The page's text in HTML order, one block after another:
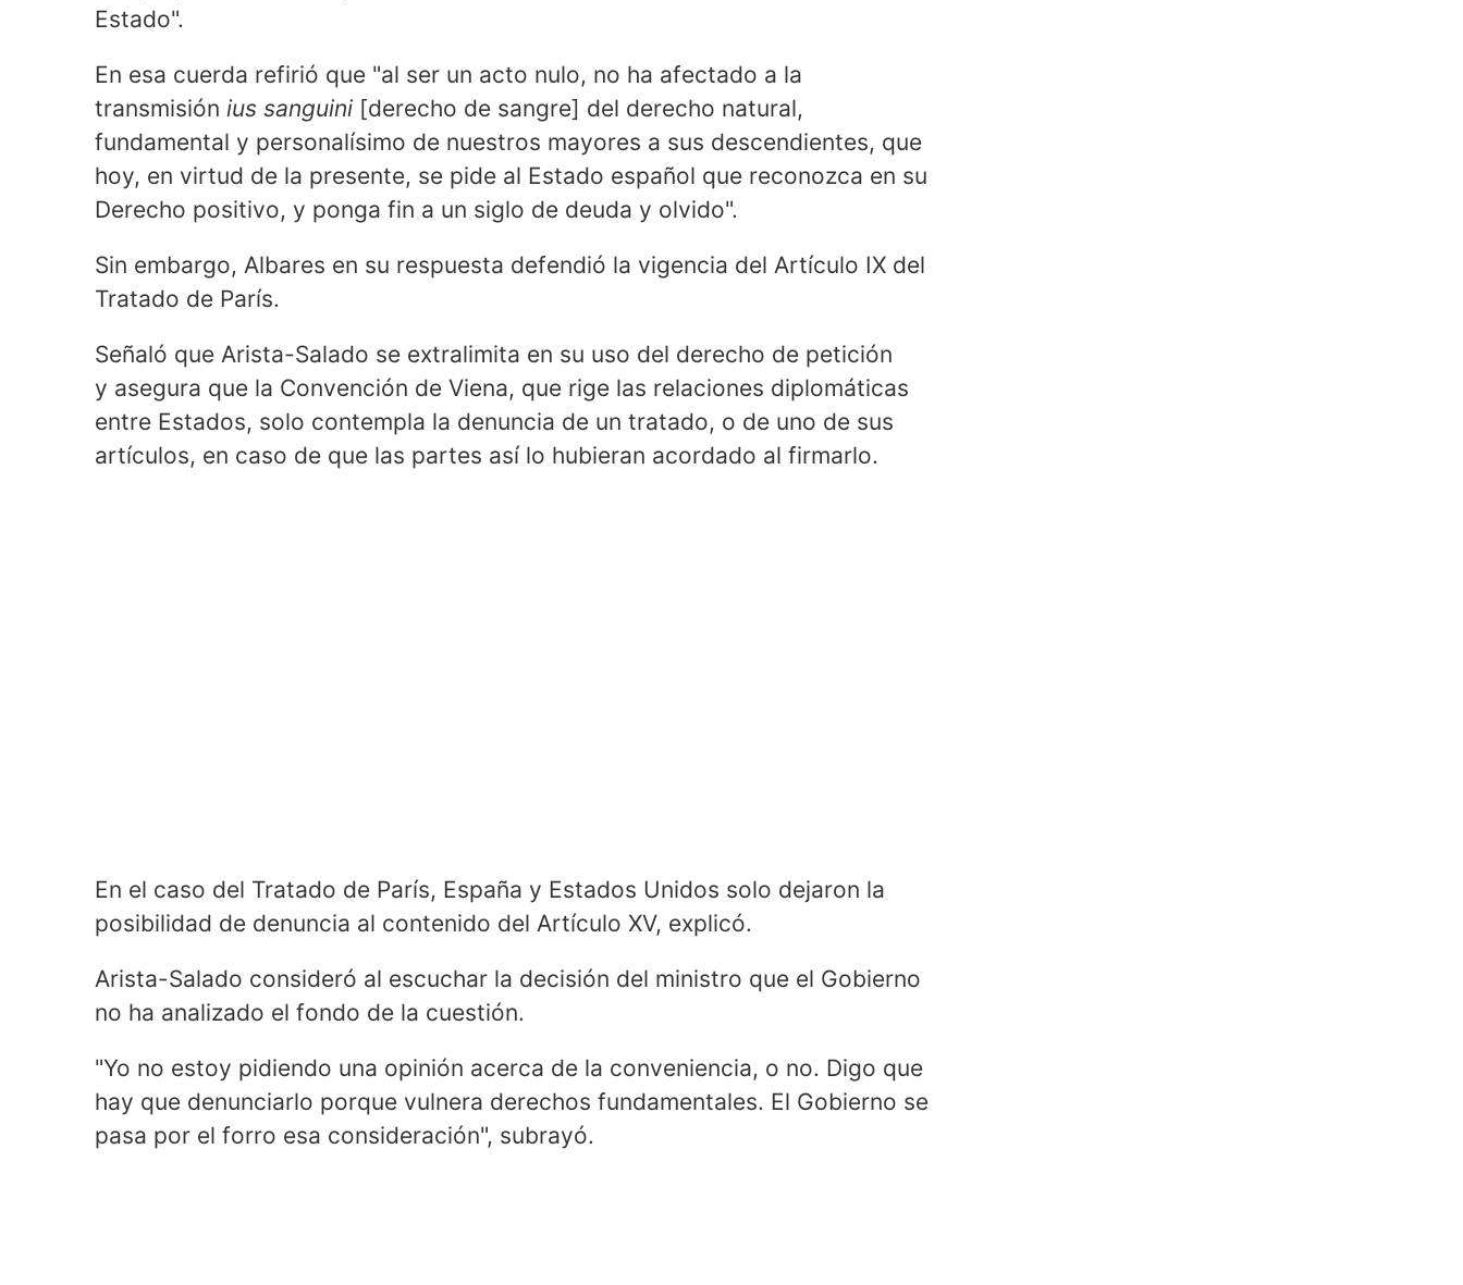
Estado".
En esa cuerda refirió que "al ser un acto nulo, no ha afectado a la
transmisión ius sanguini [derecho de sangre] del derecho natural,
fundamental y personalísimo de nuestros mayores a sus descendientes, que
hoy, en virtud de la presente, se pide al Estado español que reconozca en su
Derecho positivo, y ponga fin a un siglo de deuda y olvido".
Sin embargo, Albares en su respuesta defendió la vigencia del Artículo IX del
Tratado de París.
Señaló que Arista-Salado se extralimita en su uso del derecho de petición
y asegura que la Convención de Viena, que rige las relaciones diplomáticas
entre Estados, solo contempla la denuncia de un tratado, o de uno de sus
artículos, en caso de que las partes así lo hubieran acordado al firmarlo.
En el caso del Tratado de París, España y Estados Unidos solo dejaron la
posibilidad de denuncia al contenido del Artículo XV, explicó.
Arista-Salado consideró al escuchar la decisión del ministro que el Gobierno
no ha analizado el fondo de la cuestión.
"Yo no estoy pidiendo una opinión acerca de la conveniencia, o no. Digo que
hay que denunciarlo porque vulnera derechos fundamentales. El Gobierno se
pasa por el forro esa consideración", subrayó.